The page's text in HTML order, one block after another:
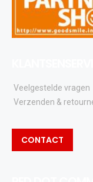
Veelgestelde vragen
Verzenden &
CONTACT